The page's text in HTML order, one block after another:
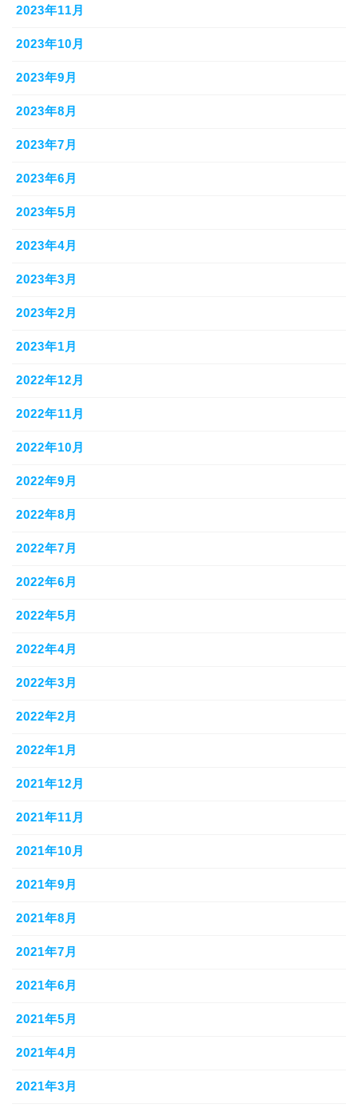
2023年11月
2023年10月
2023年9月
2023年8月
2023年7月
2023年6月
2023年5月
2023年4月
2023年3月
2023年2月
2023年1月
2022年12月
2022年11月
2022年10月
2022年9月
2022年8月
2022年7月
2022年6月
2022年5月
2022年4月
2022年3月
2022年2月
2022年1月
2021年12月
2021年11月
2021年10月
2021年9月
2021年8月
2021年7月
2021年6月
2021年5月
2021年4月
2021年3月